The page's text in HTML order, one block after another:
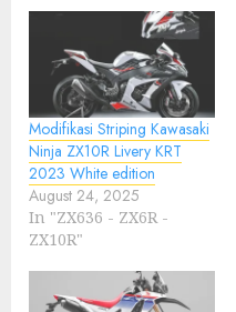
Modifikasi Striping Kawasaki
Ninja ZX10R Livery KRT
2023 White edition
August 24, 2025
In "ZX636 - ZX6R -
ZX10R"